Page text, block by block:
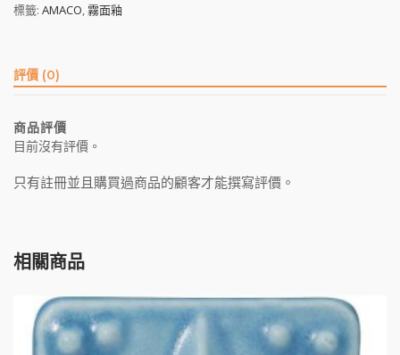
標籤: AMACO,霧面釉
評價 (0)
商品評價
目前沒有評價。
只有註冊並且購買過商品的顧客才能撰寫評價。
相關商品